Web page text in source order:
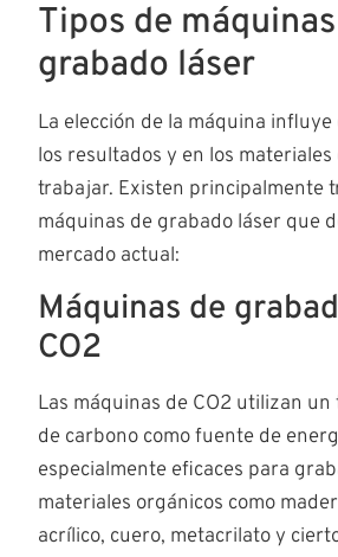
Tipos de
grabado láser
La elección de la máquina
los resultados y en los
trabajar. Existen principalmente
máquinas de grabado láser que
mercado actual:
Máquinas de
CO2
Las máquinas de CO2 utilizan
de carbono como fuente de
especialmente eficaces para
materiales orgánicos como
acrílico, cuero, metacrilato y